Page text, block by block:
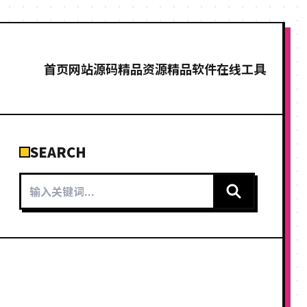
首页网站源码精品资源精品软件在线工具
SEARCH